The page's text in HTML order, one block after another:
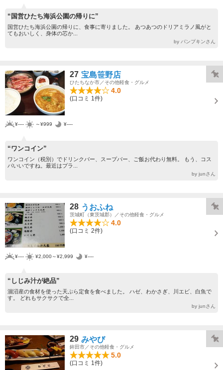
“国営ひたち海浜公園の帰りに”
国営ひたち海浜公園の帰りに、食事に寄りました。 あつあつのドリアミラノ風がと
てもおいしく、身体の芯か...
by パンプキンさん
27 宝島笹野店
ひたちなか市／その他軽食・グルメ
4.0
(口コミ 1件)
¥---- ～¥999 ¥----
“ワンコイン”
ワンコイン（税別）でドリンクバー、スープバー、ご飯お代わり無料。 もう、コス
パいいですね。最近はプラ...
by junさん
28 うおふね
茨城町（東茨城郡）／その他軽食・グルメ
4.0
(口コミ 2件)
¥---- ¥2,000～¥2,999 ¥----
“しじみ汁が絶品”
涸沼産の食材を使った天ぷら定食を食べました。 ハゼ、わかさぎ、川エビ、白魚で
す。 どれもサクサクで全...
by junさん
29 みやび
鉾田市／その他軽食・グルメ
5.0
(口コミ 1件)